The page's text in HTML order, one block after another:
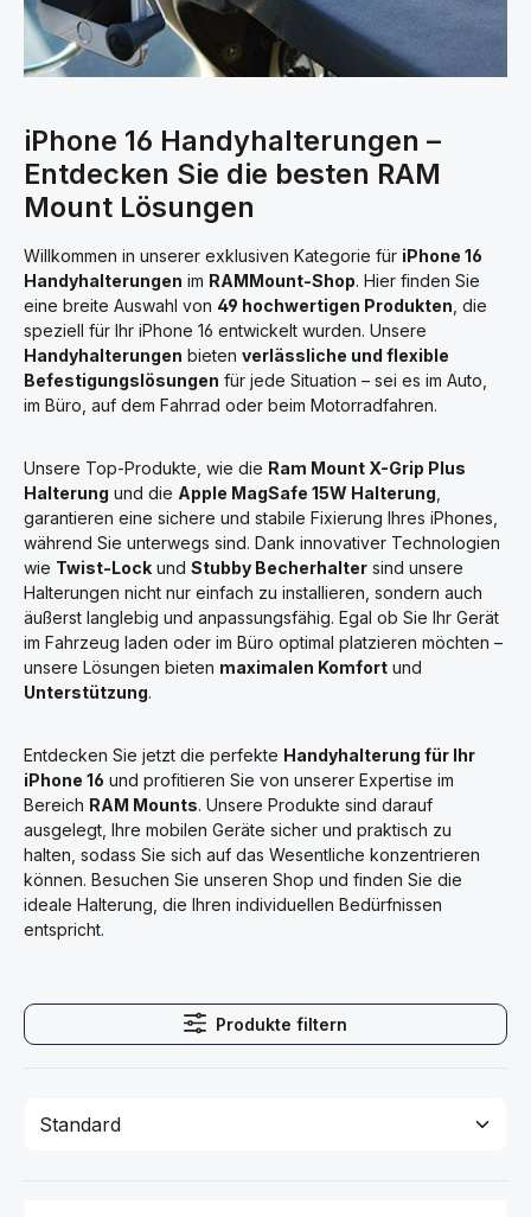
iPhone 16 Handyhalterungen –
Entdecken Sie die besten RAM
Mount Lösungen
Willkommen in unserer exklusiven Kategorie für iPhone 16
Handyhalterungen im RAMMount-Shop. Hier finden Sie
eine breite Auswahl von 49 hochwertigen Produkten , die
speziell für Ihr iPhone 16 entwickelt wurden. Unsere
Handyhalterungen bieten verlässliche und flexible
Befestigungslösungen für jede Situation – sei es im Auto,
im Büro, auf dem Fahrrad oder beim Motorradfahren.
Unsere Top-Produkte, wie die Ram Mount X-Grip Plus
Halterung und die Apple MagSafe 15W Halterung
garantieren eine sichere und stabile Fixierung Ihres iPhones,
während Sie unterwegs sind. Dank innovativer Technologien
wie Twist-Lock und Stubby Becherhalter sind unsere
Halterungen nicht nur einfach zu installieren, sondern auch
äußerst langlebig und anpassungsfähig. Egal ob Sie Ihr Gerät
im Fahrzeug laden oder im Büro optimal platzieren möchten –
unsere Lösungen bieten maximalen Komfort und
Unterstützung.
Entdecken Sie jetzt die perfekte Handyhalterung für Ihr
iPhone 16 und profitieren Sie von unserer Expertise im
Bereich RAM Mounts. Unsere Produkte sind darauf
ausgelegt, Ihre mobilen Geräte sicher und praktisch zu
halten, sodass Sie sich auf das Wesentliche konzentrieren
können. Besuchen Sie unseren Shop und finden Sie die
ideale Halterung, die Ihren individuellen Bedürfnissen
entspricht.
Produkte filtern